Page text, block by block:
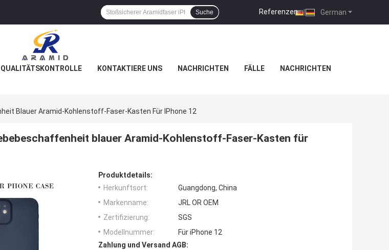
German
Referenzen |
Suche
QUALITÄTSKONTROLLE KONTAKTIERE UNS NACHRICHTEN FÄLLE NACHRICHTEN
Blauer Aramid-Kohlenstoff-Faser-Kasten Für IPhone 12
blauer Aramid-Kohlenstoff-Faser-Kasten für
Produktdetails:
Herkunftsort:
Guangdong, China
Markenname:
JRL OR OEM
Zertifizierung:
SGS
Modellnummer:
Für iPhone 12
Zahlung und Versand AGB: